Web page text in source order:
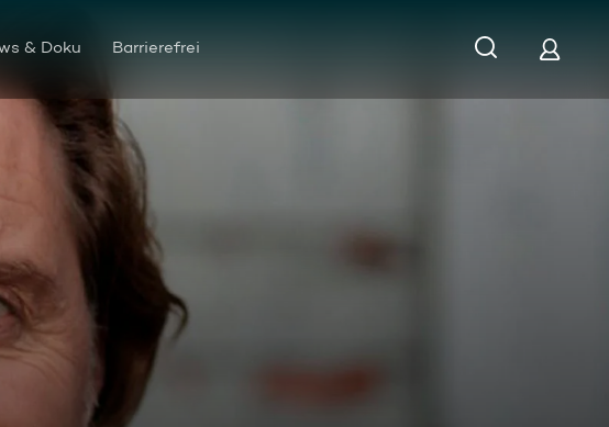
& Doku Barrierefrei
Opferliste